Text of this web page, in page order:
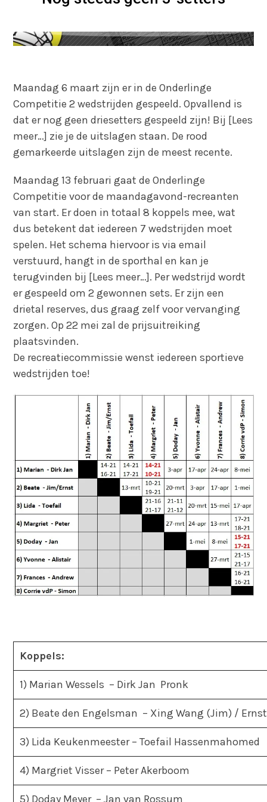
Maandag 6 maart zijn er in de Onderlinge
Competitie 2 wedstrijden gespeeld. Opvallend is
dat er nog geen driesetters gespeeld zijn! Bij [Lees
meer…] zie je de uitslagen staan. De rood
gemarkeerde uitslagen zijn de meest recente.
Maandag 13 februari gaat de Onderlinge
Competitie voor de maandagavond-recreanten
van start. Er doen in totaal 8 koppels mee, wat
dus betekent dat iedereen 7 wedstrijden moet
spelen. Het schema hiervoor is via email
verstuurd, hangt in de sporthal en kan je
terugvinden bij [Lees meer…]. Per wedstrijd wordt
er gespeeld om 2 gewonnen sets. Er zijn een
drietal reserves, dus graag zelf voor vervanging
zorgen. Op 22 mei zal de prijsuitreiking
plaatsvinden.
De recreatiecommissie wenst iedereen sportieve
wedstrijden toe!
Koppels:
1) Marian Wessels – Dirk Jan Pronk
2) Beate den Engelsman – Xing Wang (Jim) /
3) Lida Keukenmeester – Toefail Hassenmahomed
4) Margriet Visser – Peter Akerboom
5) Doday Meyer – Jan van Rossum